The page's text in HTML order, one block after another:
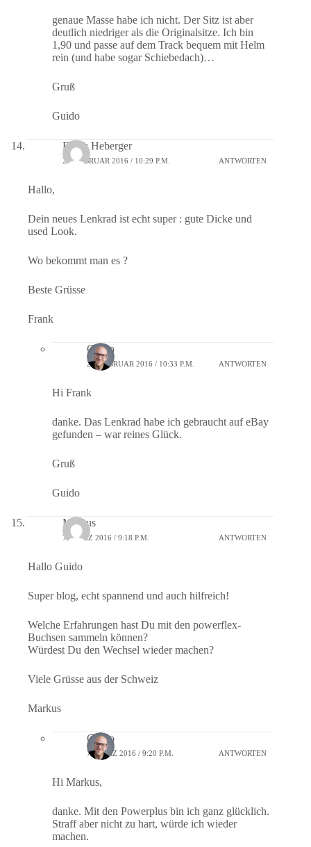
genaue Masse habe ich nicht. Der Sitz ist aber
deutlich niedriger als die Originalsitze. Ich bin
1,90 und passe auf dem Track bequem mit Helm
rein (und habe sogar Schiebedach)…
Gruß
Guido
Frank Heberger
22. FEBRUAR 2016 / 10:29 P.M. ANTWORTEN
Hallo,
Dein neues Lenkrad ist echt super : gute Dicke und
used Look.
Wo bekommt man es ?
Beste Grüsse
Frank
Guido
22. FEBRUAR 2016 / 10:33 P.M. ANTWORTEN
Hi Frank
danke. Das Lenkrad habe ich gebraucht auf eBay
gefunden – war reines Glück.
Gruß
Guido
Markus
7. MÄRZ 2016 / 9:18 P.M. ANTWORTEN
Hallo Guido
Super blog, echt spannend und auch hilfreich!
Welche Erfahrungen hast Du mit den powerflex-
Buchsen sammeln können?
Würdest Du den Wechsel wieder machen?
Viele Grüsse aus der Schweiz
Markus
Guido
7. MÄRZ 2016 / 9:20 P.M. ANTWORTEN
Hi Markus,
danke. Mit den Powerplus bin ich ganz glücklich.
Straff aber nicht zu hart, würde ich wieder
machen.